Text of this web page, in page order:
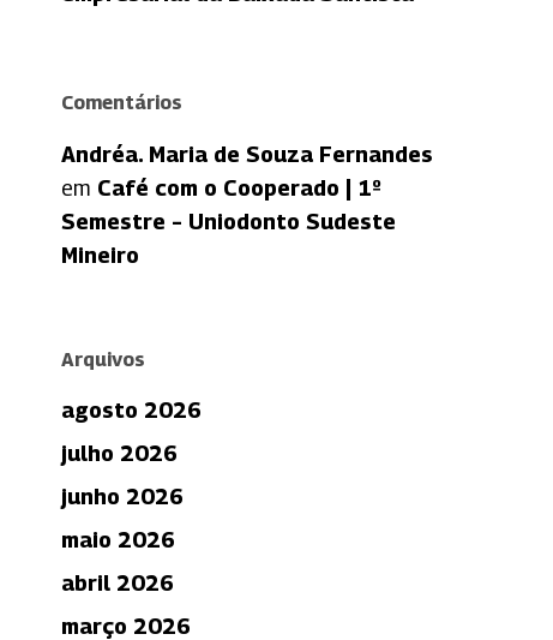
Comentários
Andréa. Maria de Souza Fernandes
em Café com o Cooperado | 1º
Semestre – Uniodonto Sudeste
Mineiro
Arquivos
agosto 2026
julho 2026
junho 2026
maio 2026
abril 2026
março 2026